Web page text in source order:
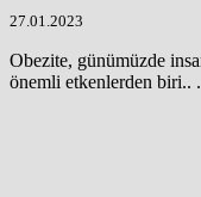
27.01.2023
Obezite, günümüzde
önemli etkenlerden biri..